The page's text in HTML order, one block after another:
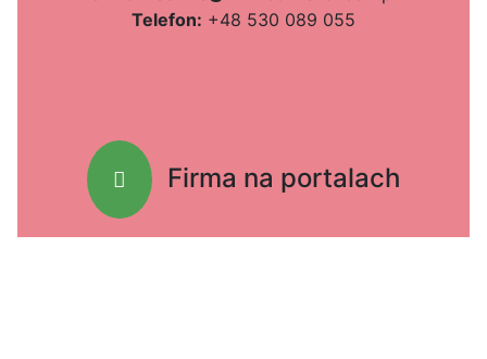
Telefon: +48 530 089 055
Firma na portalach